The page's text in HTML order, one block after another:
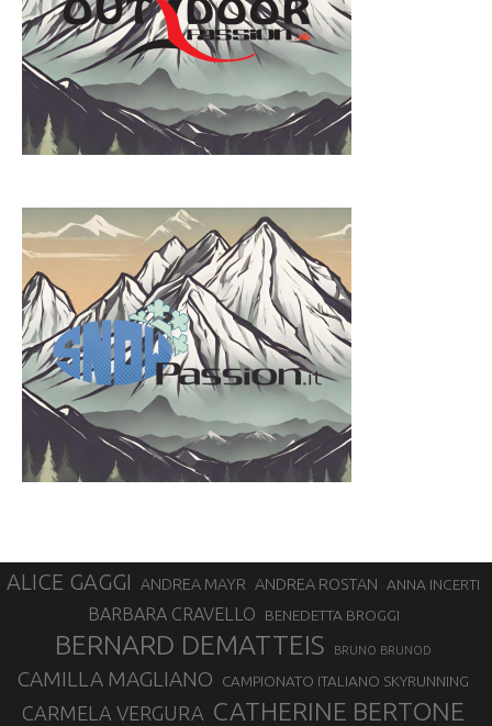
ALICE GAGGI ANDREA MAYR ANDREA ROSTAN ANNA INCERTI
BARBARA CRAVELLO BENEDETTA BROGGI
BERNARD DEMATTEIS BRUNO BRUNOD
CAMILLA MAGLIANO CAMPIONATO ITALIANO SKYRUNNING
CARMELA VERGURA CATHERINE BERTONE